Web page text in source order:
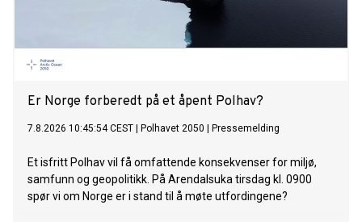
Er Norge forberedt på et åpent Polhav?
7.8.2026 10:45:54 CEST Polhavet 2050 Pressemelding
Et isfritt Polhav vil få omfattende konsekvenser for miljø,
samfunn og geopolitikk. På Arendalsuka tirsdag kl. 0900
spør vi om Norge er i stand til å møte utfordingene?